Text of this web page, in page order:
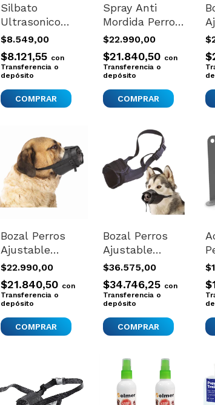
Silbato
Ultrasonico
Clicker Trixie
Para Adiestrar
Perros
$8.549,00
$8.121,55 con
Transferencia o
depósito
Spray Anti
Mordida Perros
Protege
Muebles
Objetos
$22.990,00
$21.840,50 con
Transferencia o
depósito
Bozal Perros
Ajustable
Seguro
Comodo
Ferplast Large
Nuevo
$22.990,00
$21.840,50 con
Transferencia o
depósito
Bozal Perros
Ajustable
Comodo Suave
Importado
Large Nuevo
$36.575,00
$34.746,25 con
Transferencia o
depósito